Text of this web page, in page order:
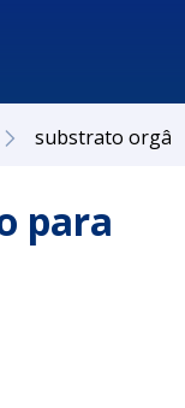
substrato
para